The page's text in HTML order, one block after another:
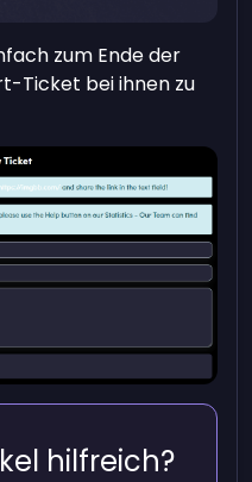
zum Ende der
Ticket bei ihnen zu
hilfreich?